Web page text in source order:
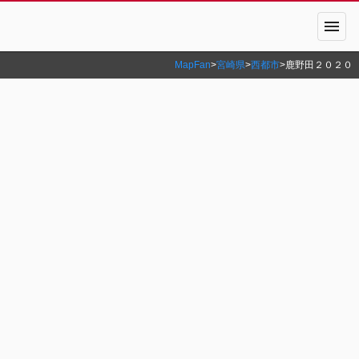
menu
MapFan>宮崎県>西都市>鹿野田２０２０